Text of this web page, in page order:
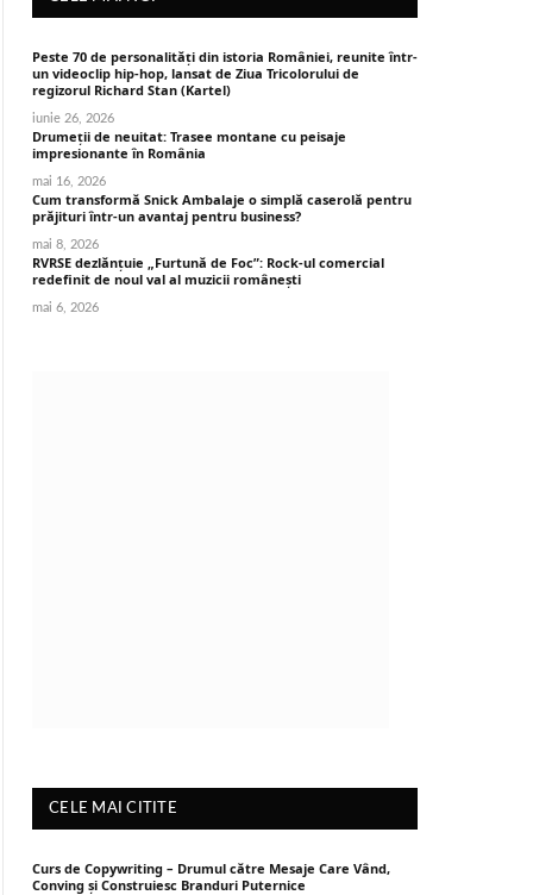
Peste 70 de personalități din istoria României, reunite într-
un videoclip hip-hop, lansat de Ziua Tricolorului de
regizorul Richard Stan (Kartel)
iunie 26, 2026
Drumeții de neuitat: Trasee montane cu peisaje
impresionante în România
mai 16, 2026
Cum transformă Snick Ambalaje o simplă caserolă pentru
prăjituri într-un avantaj pentru business?
mai 8, 2026
RVRSE dezlănțuie „Furtună de Foc”: Rock-ul comercial
redefinit de noul val al muzicii românești
mai 6, 2026
CELE MAI CITITE
Curs de Copywriting – Drumul către Mesaje Care Vând,
Conving și Construiesc Branduri Puternice